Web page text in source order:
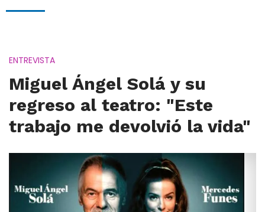
ENTREVISTA
Miguel Ángel Solá y su
regreso al teatro: "Este
trabajo me devolvió la vida"